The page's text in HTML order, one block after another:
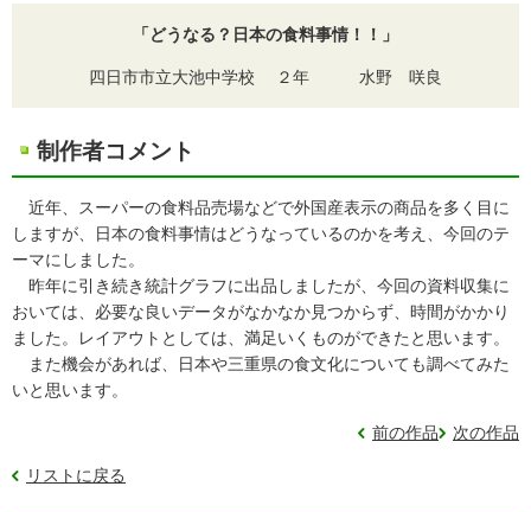
「どうなる？日本の食料事情！！」
四日市市立大池中学校 ２年 水野 咲良
制作者コメント
近年、スーパーの食料品売場などで外国産表示の商品を多く目に
しますが、日本の食料事情はどうなっているのかを考え、今回のテ
ーマにしました。
昨年に引き続き統計グラフに出品しましたが、今回の資料収集に
おいては、必要な良いデータがなかなか見つからず、時間がかかり
ました。レイアウトとしては、満足いくものができたと思います。
また機会があれば、日本や三重県の食文化についても調べてみた
いと思います。
前の作品 次の作品
リストに戻る